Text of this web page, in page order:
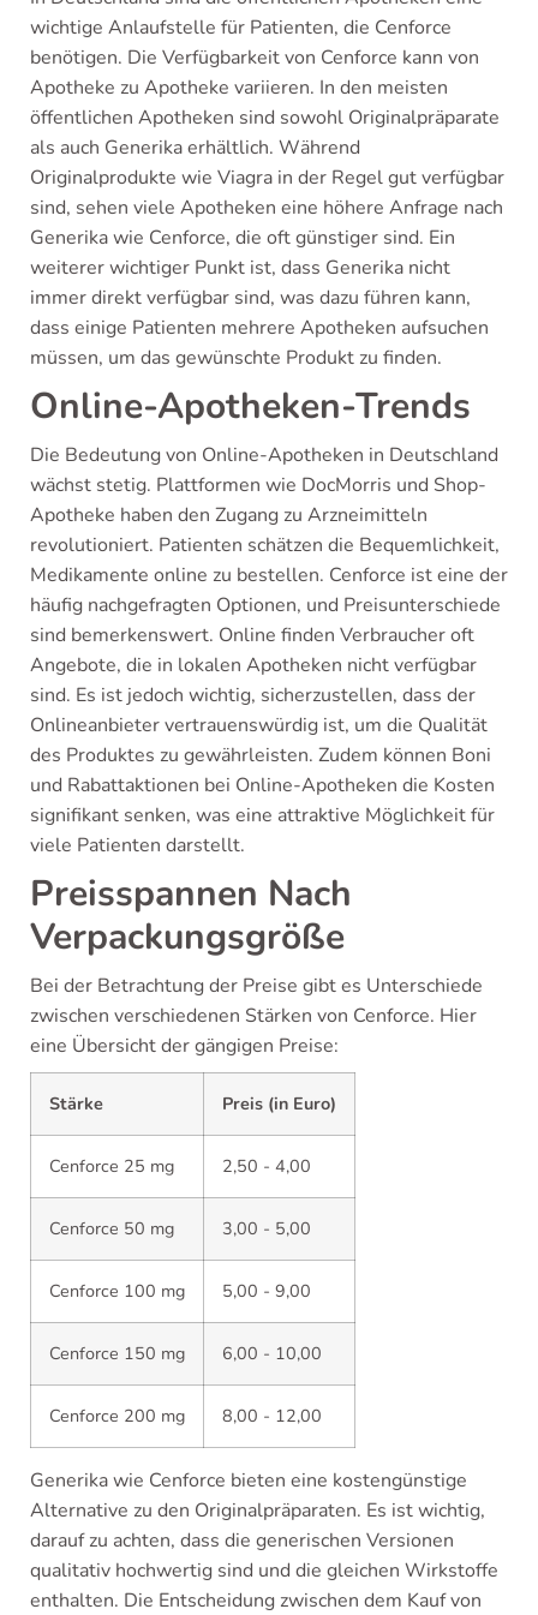
wichtige Anlaufstelle für Patienten, die Cenforce
benötigen. Die Verfügbarkeit von Cenforce kann von
Apotheke zu Apotheke variieren. In den meisten
öffentlichen Apotheken sind sowohl Originalpräparate
als auch Generika erhältlich. Während
Originalprodukte wie Viagra in der Regel gut verfügbar
sind, sehen viele Apotheken eine höhere Anfrage nach
Generika wie Cenforce, die oft günstiger sind. Ein
weiterer wichtiger Punkt ist, dass Generika nicht
immer direkt verfügbar sind, was dazu führen kann,
dass einige Patienten mehrere Apotheken aufsuchen
müssen, um das gewünschte Produkt zu finden.
Online-Apotheken-Trends
Die Bedeutung von Online-Apotheken in Deutschland
wächst stetig. Plattformen wie DocMorris und Shop-
Apotheke haben den Zugang zu Arzneimitteln
revolutioniert. Patienten schätzen die Bequemlichkeit,
Medikamente online zu bestellen. Cenforce ist eine der
häufig nachgefragten Optionen, und Preisunterschiede
sind bemerkenswert. Online finden Verbraucher oft
Angebote, die in lokalen Apotheken nicht verfügbar
sind. Es ist jedoch wichtig, sicherzustellen, dass der
Onlineanbieter vertrauenswürdig ist, um die Qualität
des Produktes zu gewährleisten. Zudem können Boni
und Rabattaktionen bei Online-Apotheken die Kosten
signifikant senken, was eine attraktive Möglichkeit für
viele Patienten darstellt.
Preisspannen Nach
Verpackungsgröße
Bei der Betrachtung der Preise gibt es Unterschiede
zwischen verschiedenen Stärken von Cenforce. Hier
eine Übersicht der gängigen Preise:
Stärke Preis (in Euro)
Cenforce 25 mg 2,50 - 4,00
Cenforce 50 mg 3,00 - 5,00
Cenforce 100 mg 5,00 - 9,00
Cenforce 150 mg 6,00 - 10,00
Cenforce 200 mg 8,00 - 12,00
Generika wie Cenforce bieten eine kostengünstige
Alternative zu den Originalpräparaten. Es ist wichtig,
darauf zu achten, dass die generischen Versionen
qualitativ hochwertig sind und die gleichen Wirkstoffe
enthalten. Die Entscheidung zwischen dem Kauf von